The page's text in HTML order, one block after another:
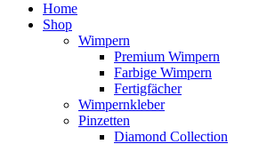
Home
Shop
Wimpern
Premium Wimpern
Farbige Wimpern
Fertigfächer
Wimpernkleber
Pinzetten
Diamond Collection